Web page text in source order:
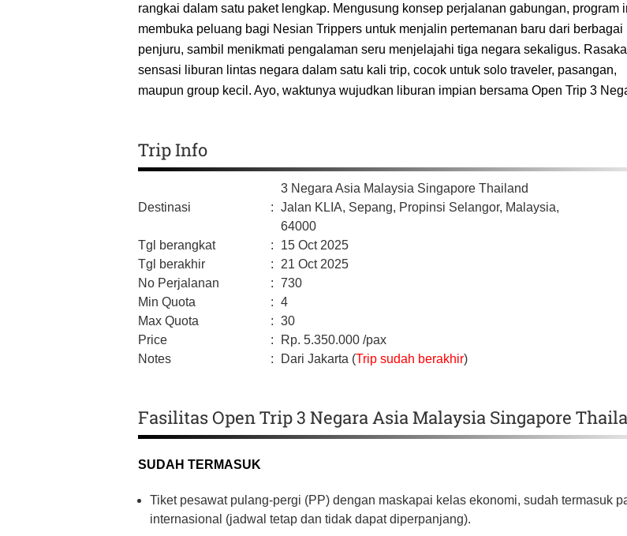
rangkai dalam satu paket lengkap. Mengusung konsep perjalanan gabungan, program
membuka peluang bagi Nesian Trippers untuk menjalin pertemanan baru dari berbagai
penjuru, sambil menikmati pengalaman seru menjelajahi tiga negara sekaligus.
sensasi liburan lintas negara dalam satu kali trip, cocok untuk solo traveler, pasangan,
maupun group kecil. Ayo, waktunya wujudkan liburan impian bersama Open Trip 3
Trip Info
Destinasi :
3 Negara Asia Malaysia Singapore Thailand
Jalan KLIA, Sepang, Propinsi Selangor, Malaysia,
64000
Tgl berangkat
:
15 Oct 2025
Tgl berakhir
:
21 Oct 2025
No Perjalanan
: 730
Min Quota
: 4
Max Quota
: 30
Price
: Rp. 5.350.000 /pax
Notes
: Dari Jakarta (Trip sudah berakhir)
Fasilitas Open Trip 3 Negara Asia Malaysia Singapore
SUDAH TERMASUK
Tiket pesawat pulang-pergi (PP) dengan maskapai kelas ekonomi, sudah termasuk
internasional (jadwal tetap dan tidak dapat diperpanjang).